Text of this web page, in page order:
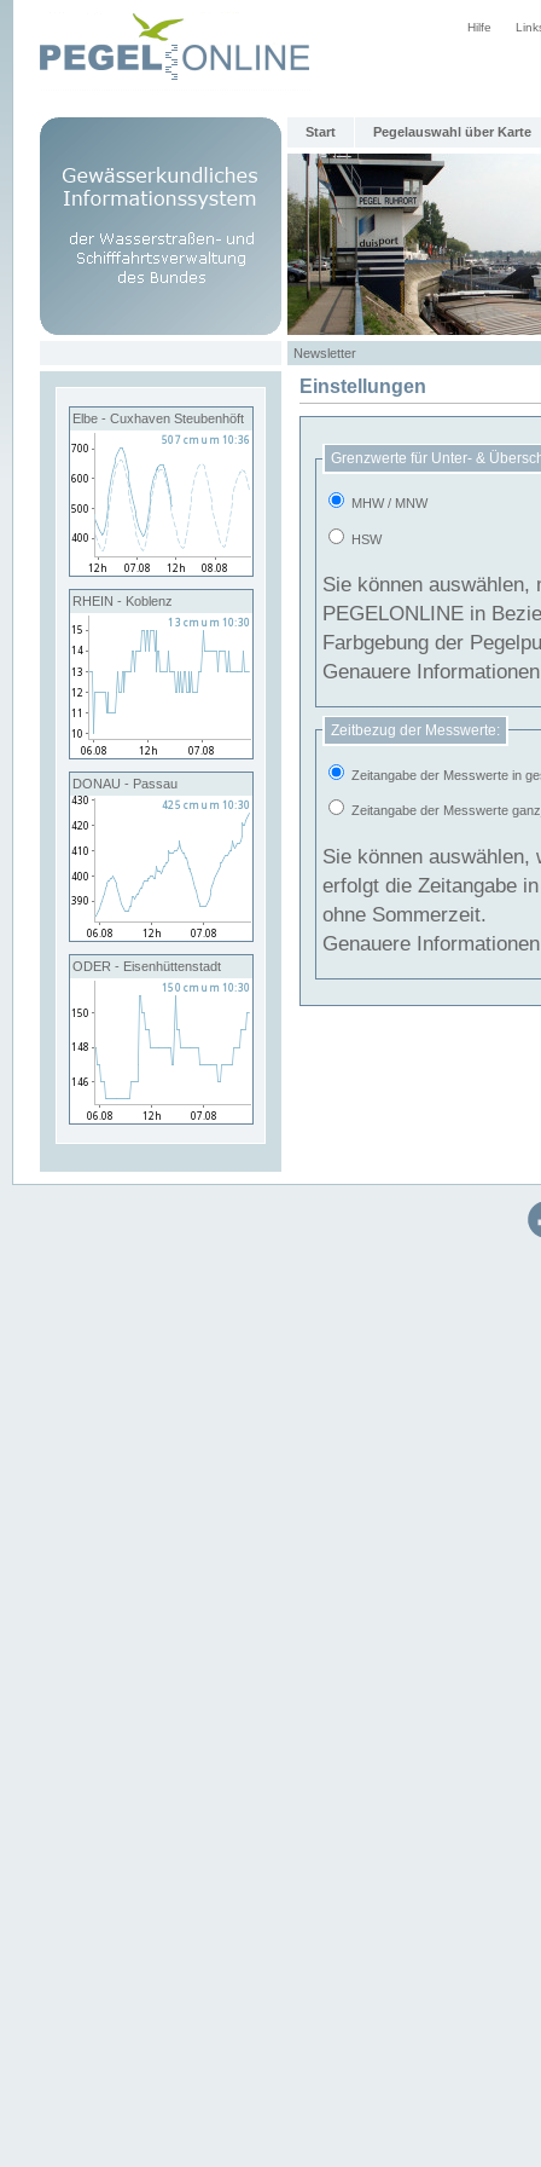
Hilfe
Start Pegelauswahl über Karte
Newsletter
Elbe - Cuxhaven Steubenhöft
RHEIN - Koblenz
DONAU - Passau
ODER - Eisenhüttenstadt
Einstellungen
Grenzwerte für Unter- &
MHW / MNW
HSW
Sie können
PEGELONLINE in Beziehung
Farbgebung der
Genauere
Zeitbezug der Messwerte:
Zeitangabe der Messwerte in
Zeitangabe der Messwerte
Sie können auswählen,
erfolgt die Zeitangabe
ohne Sommerzeit.
Genauere